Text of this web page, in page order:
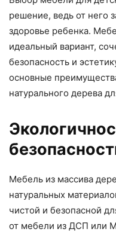
решение, ведь от него
здоровье ребенка.
идеальный вариант,
безопасность и
основные
натурального дерева
Мебель из массива
натуральных
чистой и безопасной
от мебели из ДСП или